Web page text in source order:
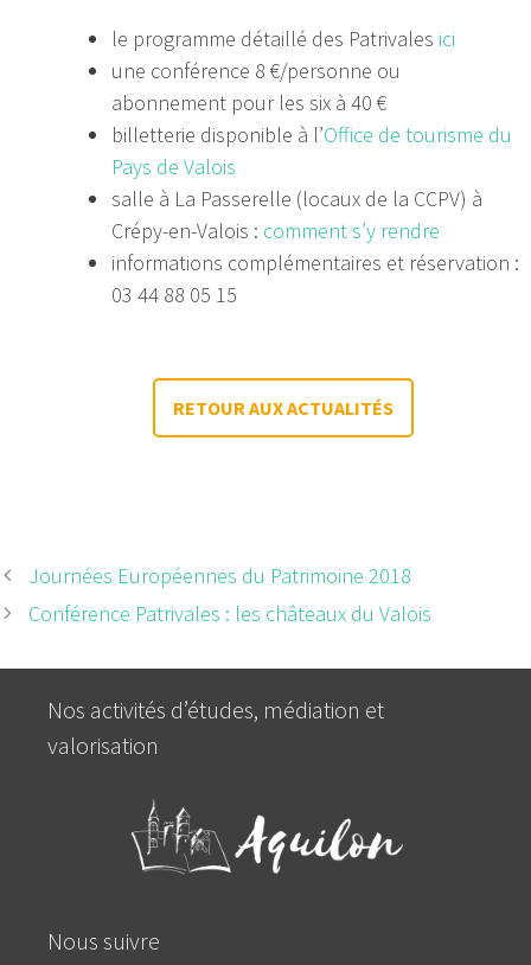
le programme détaillé des Patrivales ici
une conférence 8 €/personne ou
abonnement pour les six à 40 €
billetterie disponible à l’Office de tourisme du
Pays de Valois
salle à La Passerelle (locaux de la CCPV) à
Crépy-en-Valois : comment s’y rendre
informations complémentaires et réservation :
03 44 88 05 15
RETOUR AUX ACTUALITÉS
Journées Européennes du Patrimoine 2018
Conférence Patrivales : les châteaux du Valois
Nos activités d’études, médiation et
valorisation
Nous suivre